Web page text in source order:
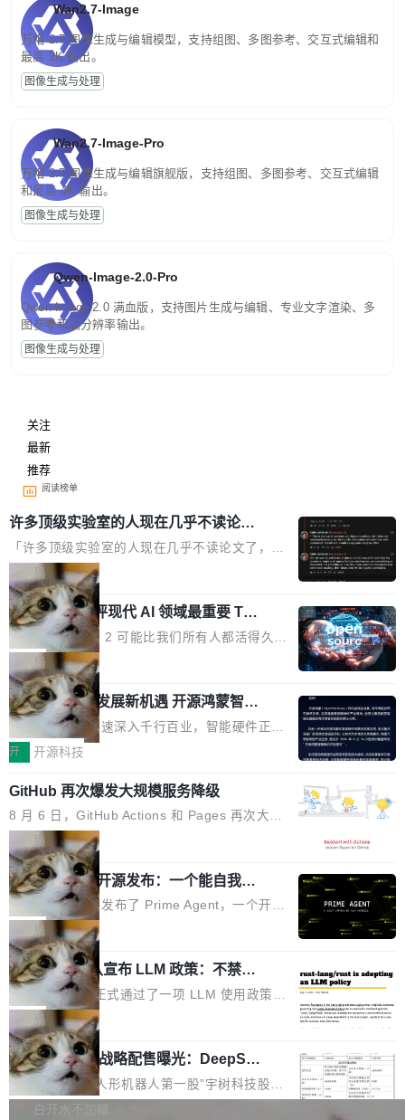
Wan2.7-Image
万相 2.7 图像生成与编辑模型，支持组图、多图参考、交互式编辑和
最高 2K 输出。
图像生成与处理
Wan2.7-Image-Pro
万相 2.7 图像生成与编辑旗舰版，支持组图、多图参考、交互式编辑
和最高 4K 输出。
图像生成与处理
Qwen-Image-2.0-Pro
Qwen-Image-2.0 满血版，支持图片生成与编辑、专业文字渲染、多
图参考和高分辨率输出。
图像生成与处理
关注
最新
推荐
阅读榜单
许多顶级实验室的人现在几乎不读论文
了
「许多顶级实验室的人现在几乎不读论文了，而
且他们认为 ICLR/ICML/NeurIPS 充斥着大量过
度宣传和欺诈。」 OpenAI 研究员 Keller Jorda
n 这条推文引发了广泛讨论。他不是在说风凉
话，他是说出了一个圈内人尽皆知但很少公开捅
破的事实。 Jordan 随后补充了一句软化声明：
「我不认为这些会议上大部分论文都在过度宣传
或造假。问题是，作为读者，如果你筛选出那些
看起来最令人兴奋的论文，那它们大部分都是过
度宣传的。」 这才是真正的痛点。不是所有论文
都有问题，是最吸引眼球的那批论文最有问题。
他引用的帖子来自 Mathew Shen，一位 ICLR 2
026 的读者：「看了篇 ...
局
xAI 前工程师评现代 AI 领域最重要 Top
3 开源项目
Flash Attention 2 可能比我们所有人都活得久。
这句话不是来自某个技术博客，而是出自 Hieu
Pham 的一条推文。Hieu Pham 是谁？他是 xAI
的早期工程师之一，在 Grok 训练基础设施团队
工作过。近日他在 X 上发了一条帖子，列出了他
认为现代 AI 领域最重要的三个开源项目。 第一
个名字毫无悬念：Flash Attention 2。 Hieu 的
理由很具体。FA 系列不需要解释，但 FA2 是他
认为最重要的一个——复杂度恰到好处，刚好能
驱动你去学 CuTe，但还没被那些"邪恶的" Hopp
er++ 优化所淹没，足够容易修改和适配。 更关
键的是 FA2 的持久性...
局
共商智能硬件发展新机遇 开源鸿蒙智能
硬件开发者日杭州站即将举行
随着万物智联加速深入千行百业，智能硬件正从
单点设备迈向智能化、网联化、协同化发展。作
鸿蒙通过统一技术底座和分布式能力，为不同类
型智能设备的开发、连接与互联提供关键支撑，
也为产业链企业探索产品创新与商业增长打开新
的空间。 8月14日，开源鸿蒙智能硬件开发者日
（OHDD：OpenHarmony Hardware Develope
r Day）将在杭州启航。活动面向智能硬件产业
链企业和开发者，邀请行业专家与资深技术顾
问，围绕开源鸿蒙技术能力、设备适配、芯片适
配、功耗与稳定性调优、兼容性测评及统一互联
等内容展开系统讲解和实战交流，帮助企业进一
步了解开源鸿蒙在智能...
开 开源科技
GitHub 再次爆发大规模服务降级
8 月 6 日，GitHub Actions 和 Pages 再次大规
模服务降级，Actions 完全不可用超过 5 小时，
webhook 停发，连自托管 runner 也因调度层故
障无法工作。Pages、Copilot code review、C
opilot coding agent 全部受影响。从检测到完全
恢复，大约 12 小时。 这是 2026 年 8 月的第六
起事故，其中四起与 AI/Copilot 服务相关。 Git
Hub 员工 kdaigle 在 HN 讨论中贴出了一组数
据：2025 年全年 10 亿次 commit。现在，每周
2.75 亿次，全年预计 140 亿次。GitHub...
局
Prime Agent 开源发布：一个能自我改
进的编程 Agent，ARC-AGI 3 超越人类
专家基线
Prime Intellect 发布了 Prime Agent，一个开源
的编程 Agent Harness，核心设计围绕两个抽
象：Recursive Language Model（RLM）和 C
ontinual Harness。在 ARC-AGI 3 基准测试
上，Prime Agent + Opus 5 的组合达到了 95.
5% RHAE Best@1，超过了 ARC 报告的人类专
家基线 95.4%。 不是又一个 coding agent 包装
器 Prime Agent 的架构和市面上大多数 coding
agent 有本质区别。大多数 agent harness 的设
计是基于早期模型的能力—...
局
Rust 项目团队宣布 LLM 政策：不禁
止，但你要承认哪些代码不是你写的
Rust 语言项目正式通过了一项 LLM 使用政策，
覆盖 rust-lang/rust 单一仓库的代码贡献。这不
是项目级别的官方立场，目前由五个团队采纳，
但它可能是主流开源项目中关于 AI 辅助贡献最
细致的一份规则。 政策的核心只有一句话：LLM
可以用来分析、提炼、审阅、建议，但不能用来
局
宇树科技 IPO 战略配售曝光：DeepSe
ek 获配 93.3 万股，锁定 36 个月
8月6日晚间，“人形机器人第一股”宇树科技股份
有限公司披露IPO发行价格及战略配售结果，杭
白开水不加糖